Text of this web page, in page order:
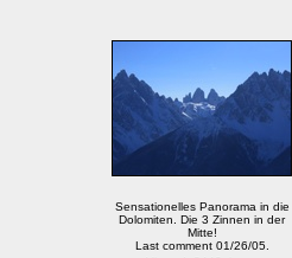
Sensationelles Panorama in die
Dolomiten. Die 3 Zinnen in der
Mitte!
Last comment 01/26/05.